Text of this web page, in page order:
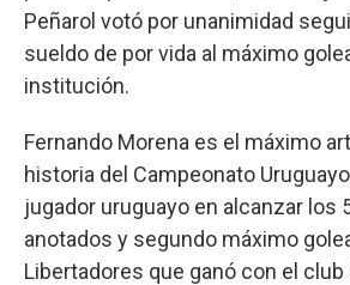
Peñarol votó por unanimidad
sueldo de por vida al máximo
institución.
Fernando Morena es el máximo
historia del Campeonato
jugador uruguayo en alcanzar los
anotados y segundo máximo
Libertadores que ganó con el club